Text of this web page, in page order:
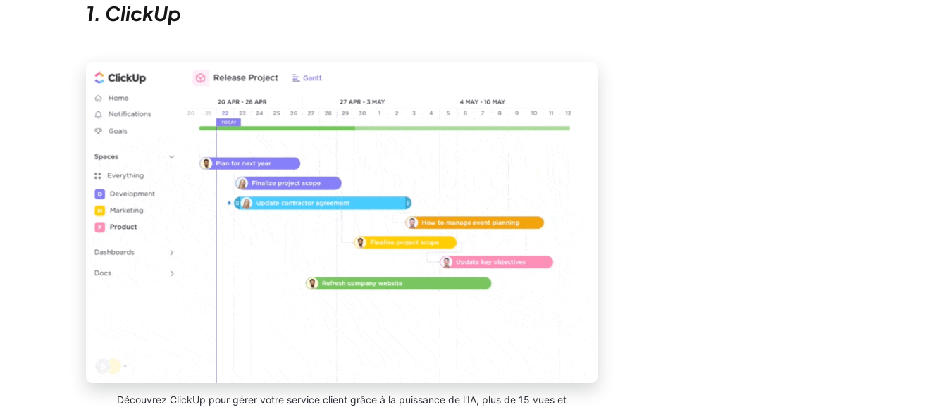
1. ClickUp
Découvrez ClickUp pour gérer votre service client grâce à la puissance de l'IA, plus de 15 vues et